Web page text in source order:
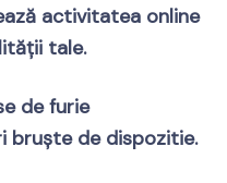
activitatea online
tale.
de furie
bruște de dispozitie.